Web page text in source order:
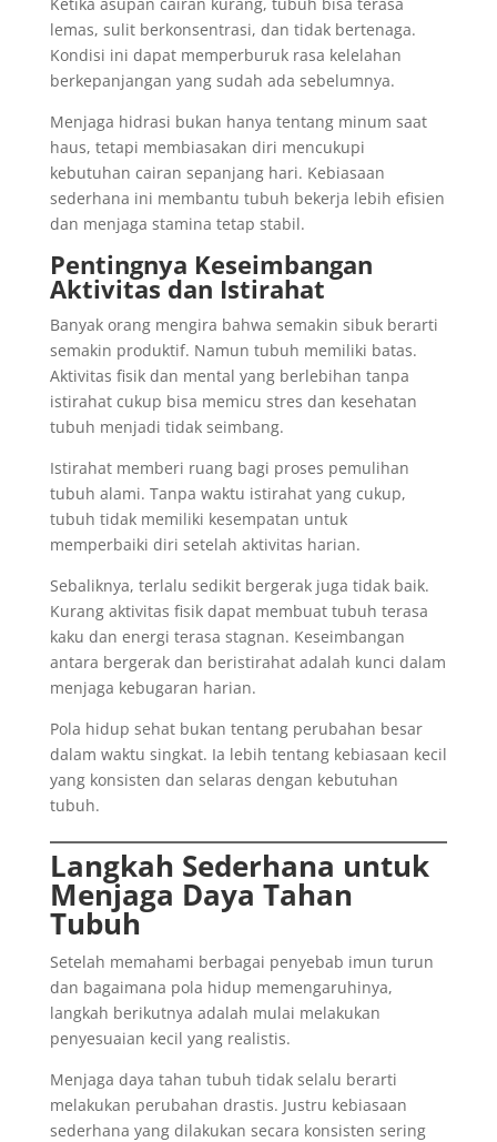
lemas, sulit berkonsentrasi, dan tidak bertenaga.
Kondisi ini dapat memperburuk rasa kelelahan
berkepanjangan yang sudah ada sebelumnya.
Menjaga hidrasi bukan hanya tentang minum saat
haus, tetapi membiasakan diri mencukupi
kebutuhan cairan sepanjang hari. Kebiasaan
sederhana ini membantu tubuh bekerja lebih efisien
dan menjaga stamina tetap stabil.
Pentingnya Keseimbangan
Aktivitas dan Istirahat
Banyak orang mengira bahwa semakin sibuk berarti
semakin produktif. Namun tubuh memiliki batas.
Aktivitas fisik dan mental yang berlebihan tanpa
istirahat cukup bisa memicu stres dan kesehatan
tubuh menjadi tidak seimbang.
Istirahat memberi ruang bagi proses pemulihan
tubuh alami. Tanpa waktu istirahat yang cukup,
tubuh tidak memiliki kesempatan untuk
memperbaiki diri setelah aktivitas harian.
Sebaliknya, terlalu sedikit bergerak juga tidak baik.
Kurang aktivitas fisik dapat membuat tubuh terasa
kaku dan energi terasa stagnan. Keseimbangan
antara bergerak dan beristirahat adalah kunci dalam
menjaga kebugaran harian.
Pola hidup sehat bukan tentang perubahan besar
dalam waktu singkat. Ia lebih tentang kebiasaan kecil
yang konsisten dan selaras dengan kebutuhan
tubuh.
Langkah Sederhana untuk
Menjaga Daya Tahan
Tubuh
Setelah memahami berbagai penyebab imun turun
dan bagaimana pola hidup memengaruhinya,
langkah berikutnya adalah mulai melakukan
penyesuaian kecil yang realistis.
Menjaga daya tahan tubuh tidak selalu berarti
melakukan perubahan drastis. Justru kebiasaan
sederhana yang dilakukan secara konsisten sering